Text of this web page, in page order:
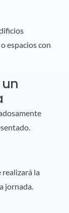
espacios con
realizará la
jornada.